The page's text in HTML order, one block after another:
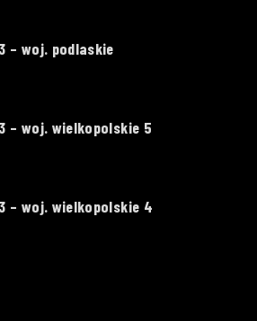
– woj. podlaskie
– woj. wielkopolskie 5
– woj. wielkopolskie 4